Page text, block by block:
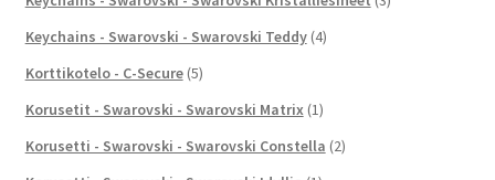
Keychains - Swarovski - Swarovski Teddy (4)
Korttikotelo - C-Secure (5)
Korusetit - Swarovski - Swarovski Matrix (1)
Korusetti - Swarovski - Swarovski Constella (2)